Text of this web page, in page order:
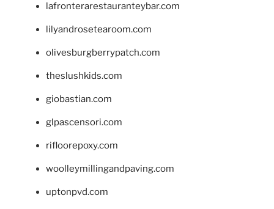
lafronterarestauranteybar.com
lilyandrosetearoom.com
olivesburgberrypatch.com
theslushkids.com
giobastian.com
glpascensori.com
rifloorepoxy.com
woolleymillingandpaving.com
uptonpvd.com